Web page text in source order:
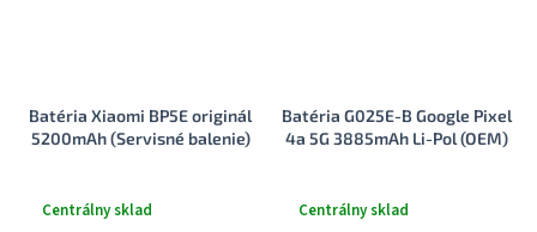
Batéria Xiaomi BP5E originál
5200mAh (Servisné balenie)
Centrálny sklad
Batéria G025E-B Google Pixel
4a 5G 3885mAh Li-Pol (OEM)
Centrálny sklad